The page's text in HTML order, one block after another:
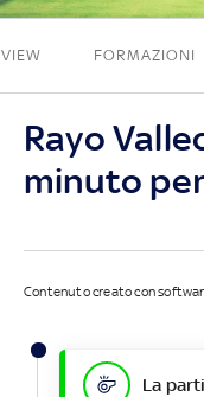
FORMAZIONI
Rayo
minuto
Contenuto creato con
La